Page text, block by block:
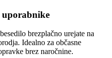
uporabnike
brezplačno urejate na
Idealno za občasne
brez naročnine.